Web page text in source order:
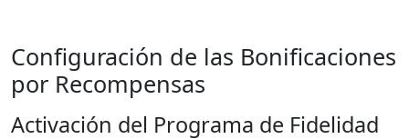
Configuración de las Bonificaciones
por Recompensas
Activación del Programa de Fidelidad